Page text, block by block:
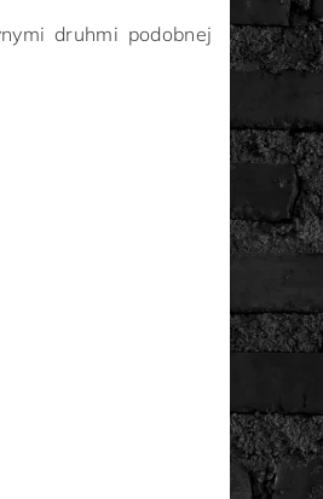
druhmi podobnej